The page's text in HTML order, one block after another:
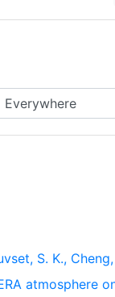
Search in...
S. K.,
atmosphere